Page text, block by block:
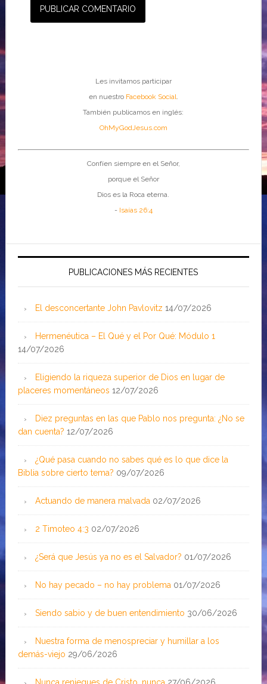
Les invitamos participar
en nuestro Facebook Social.
También publicamos en inglés:
OhMyGodJesus.com
Confíen siempre en el Señor,
porque el Señor
Dios es la Roca eterna.
- Isaías 26:4
PUBLICACIONES MÁS RECIENTES
El desconcertante John Pavlovitz 14/07/2026
Hermenéutica – El Qué y el Por Qué: Módulo 1
14/07/2026
Eligiendo la riqueza superior de Dios en lugar de
placeres momentáneos 12/07/2026
Diez preguntas en las que Pablo nos pregunta: ¿No se
dan cuenta? 12/07/2026
¿Qué pasa cuando no sabes qué es lo que dice la
Biblia sobre cierto tema? 09/07/2026
Actuando de manera malvada 02/07/2026
2 Timoteo 4:3 02/07/2026
¿Será que Jesús ya no es el Salvador? 01/07/2026
No hay pecado – no hay problema 01/07/2026
Siendo sabio y de buen entendimiento 30/06/2026
Nuestra forma de menospreciar y humillar a los
demás-viejo 29/06/2026